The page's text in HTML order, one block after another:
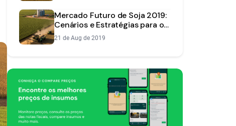
Mercado Futuro de Soja 2019:
Cenários e Estratégias para o
Produtor
21 de Aug de 2019